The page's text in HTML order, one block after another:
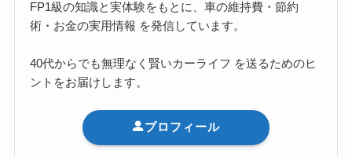
FP1級の知識と実体験をもとに、車の維持費・節約
術・お金の実用情報 を発信しています。
40代からでも無理なく賢いカーライフ を送るためのヒ
ントをお届けします。
プロフィール